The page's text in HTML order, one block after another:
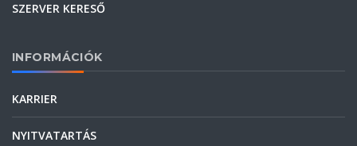
SZERVER KERESŐ
INFORMÁCIÓK
KARRIER
NYITVATARTÁS